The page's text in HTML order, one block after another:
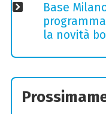
Base
la novità